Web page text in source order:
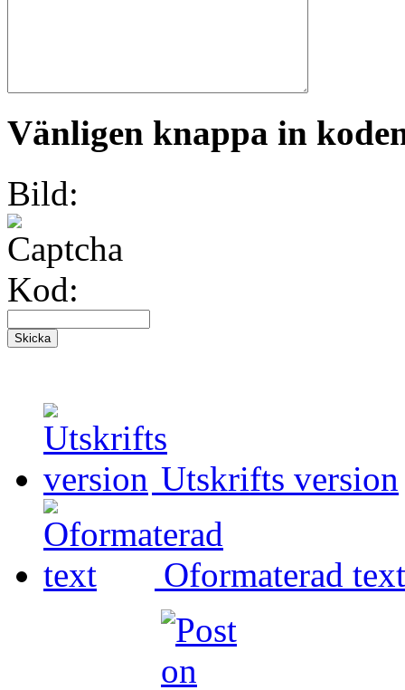
Vänligen knappa in
Bild:
Kod:
Utskrifts version
Oformaterad text